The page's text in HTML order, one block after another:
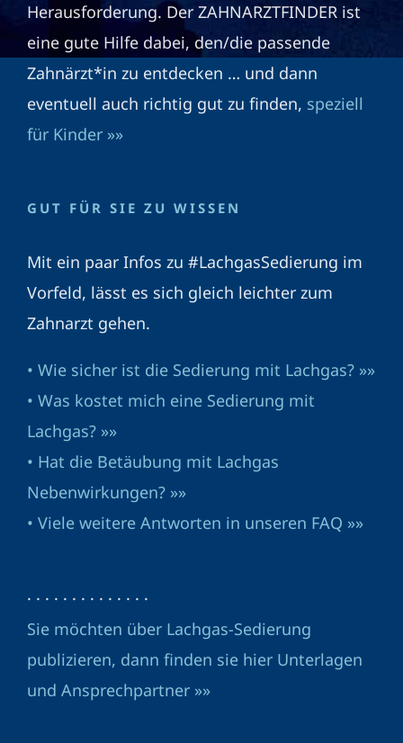
Herausforderung. Der ZAHNARZTFINDER ist
eine gute Hilfe dabei, den/die passende
Zahnärzt*in zu entdecken … und dann
eventuell auch richtig gut zu finden, speziell
für Kinder »»
GUT FÜR SIE ZU WISSEN
Mit ein paar Infos zu #LachgasSedierung im
Vorfeld, lässt es sich gleich leichter zum
Zahnarzt gehen.
• Wie sicher ist die Sedierung mit Lachgas? »»
• Was kostet mich eine Sedierung mit
Lachgas? »»
• Hat die Betäubung mit Lachgas
Nebenwirkungen? »»
• Viele weitere Antworten in unseren FAQ »»
· · · · · · · · · · · · · ·
Sie möchten über Lachgas-Sedierung
publizieren, dann finden sie hier Unterlagen
und Ansprechpartner »»